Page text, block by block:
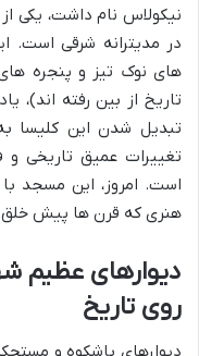
نیکولاس نام داشت، یکی
در مدیترانه شرقی است.
های نوک تیز و پنجره
تاریخ از بین رفته اند)،
تبدیل شدن این کلیسا
تغییرات عمیق تاریخی و
است. امروز، این مسجد
هنری که قرن ها پیش
دیوارهای عظیم
روی تاریخ
دیوارهای باشکوه و